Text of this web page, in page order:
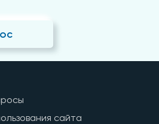
сайта